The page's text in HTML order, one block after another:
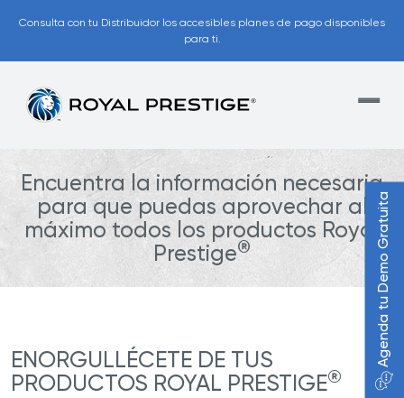
Consulta con tu Distribuidor los accesibles planes de pago disponibles
para ti.
Encuentra la información necesaria
para que puedas aprovechar al
máximo todos los productos Royal
Prestige®
ENORGULLÉCETE DE TUS
PRODUCTOS ROYAL PRESTIGE®
Agenda tu Demo Gratuita